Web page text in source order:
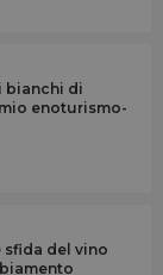
bianchi di
enoturismo-
sfida del vino